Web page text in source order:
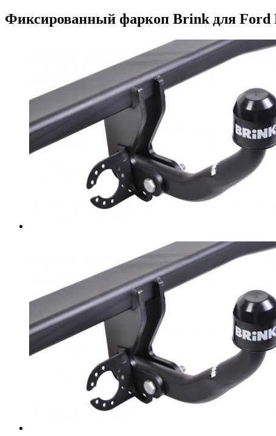
Фиксированный фаркоп Brink для Ford